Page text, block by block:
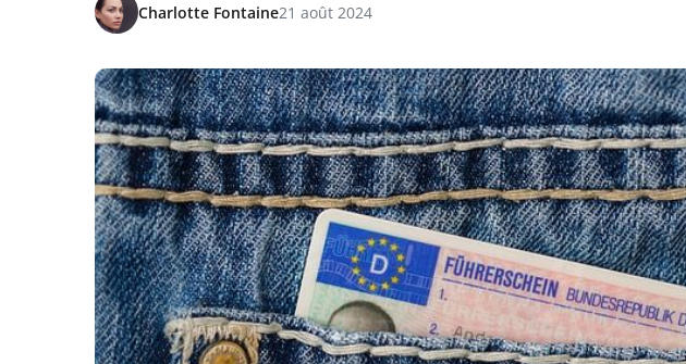
Charlotte Fontaine21 août 2024